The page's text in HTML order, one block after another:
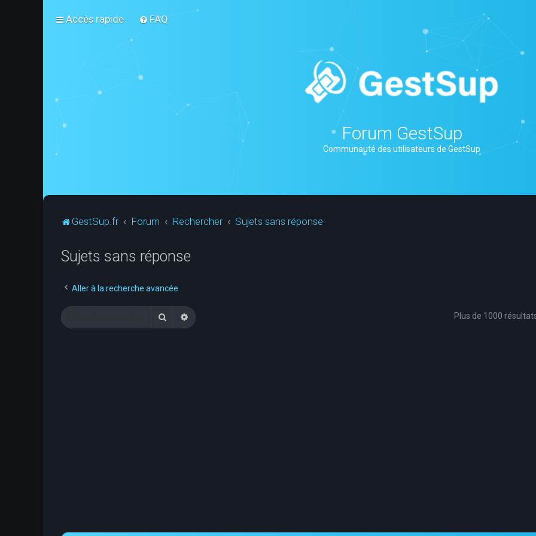
Accès rapide FAQ
Forum GestSup
Communauté des utilisateurs de GestSup
GestSup.fr Forum Rechercher Sujets sans réponse
Sujets sans réponse
Aller à la recherche avancée
RechercherRecherche avancée Plus de 1000